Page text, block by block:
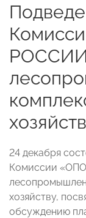
24 декабря
Комиссии
хозяйству,
обсуждению